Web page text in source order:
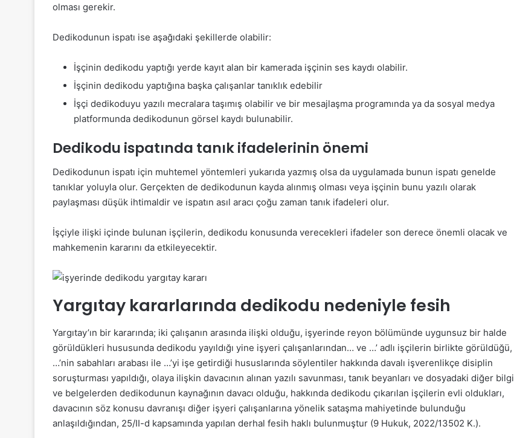
olması gerekir.
Dedikodunun ispatı ise aşağıdaki şekillerde olabilir:
İşçinin dedikodu yaptığı yerde kayıt alan bir kamerada işçinin ses kaydı olabilir.
İşçinin dedikodu yaptığına başka çalışanlar tanıklık edebilir
İşçi dedikoduyu yazılı mecralara taşımış olabilir ve bir mesajlaşma programında ya da sosyal medya
platformunda dedikodunun görsel kaydı bulunabilir.
Dedikodu ispatında tanık ifadelerinin önemi
Dedikodunun ispatı için muhtemel yöntemleri yukarıda yazmış olsa da uygulamada bunun ispatı genelde
tanıklar yoluyla olur. Gerçekten de dedikodunun kayda alınmış olması veya işçinin bunu yazılı olarak
paylaşması düşük ihtimaldir ve ispatın asıl aracı çoğu zaman tanık ifadeleri olur.
İşçiyle ilişki içinde bulunan işçilerin, dedikodu konusunda verecekleri ifadeler son derece önemli olacak ve
mahkemenin kararını da etkileyecektir.
Yargıtay kararlarında dedikodu nedeniyle fesih
Yargıtay’ın bir kararında; iki çalışanın arasında ilişki olduğu, işyerinde reyon bölümünde uygunsuz bir halde
görüldükleri hususunda dedikodu yayıldığı yine işyeri çalışanlarından… ve …’ adlı işçilerin birlikte görüldüğü,
…’nin sabahları arabası ile …’yi işe getirdiği hususlarında söylentiler hakkında davalı işverenlikçe disiplin
soruşturması yapıldığı, olaya ilişkin davacının alınan yazılı savunması, tanık beyanları ve dosyadaki diğer bilgi
ve belgelerden dedikodunun kaynağının davacı olduğu, hakkında dedikodu çıkarılan işçilerin evli oldukları,
davacının söz konusu davranışı diğer işyeri çalışanlarına yönelik sataşma mahiyetinde bulunduğu
anlaşıldığından, 25/II-d kapsamında yapılan derhal fesih haklı bulunmuştur (9 Hukuk, 2022/13502 K.).